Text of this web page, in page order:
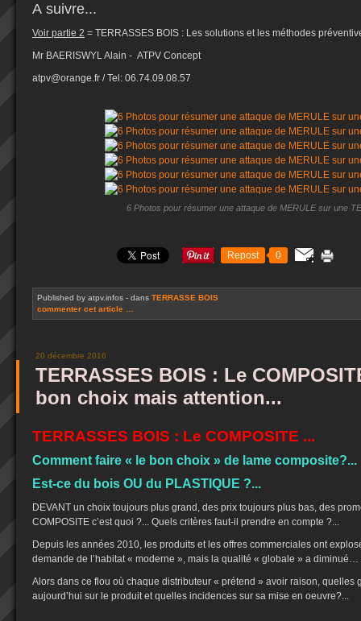
A suivre...
Voir partie 2 = TERRASSES BOIS : Les solutions et les méthodes
Mr BAERISWYL Alain - ATPV Concept
atpv@orange.fr / Tel: 06.74.09.08.57
6 Photos pour résumer une attaque de MERULE sur une
Repost 0
Published by atpv.infos - dans TERRASSE BOIS
commenter cet article …
20 décembre 2016
TERRASSES BOIS : Le
bon choix mais attention...
TERRASSES BOIS : Le COMPOSITE ...
Comment faire « le bon choix » de lame composite?...
Est-ce du bois OU du PLASTIQUE ?...
DEVANT un choix toujours plus grand, des prix toujours plus bas, des
COMPOSITE c’est quoi ?... Quels critères faut-il prendre en compte ?...
Depuis les années 2010, les produits et les offres commerciales ont
demande de l’habitat « moderne », mais la qualité « globale » a diminué…
Alors dans ce flou où chaque distributeur « prétend » avoir raison, quelles
aujourd’hui sur le produit et quelles incidences sur sa mise en oeuvre?...